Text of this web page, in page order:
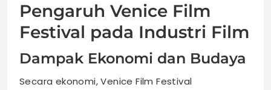
Pengaruh Venice Film
Festival pada Industri Film
Dampak Ekonomi dan Budaya
Secara ekonomi, Venice Film Festival